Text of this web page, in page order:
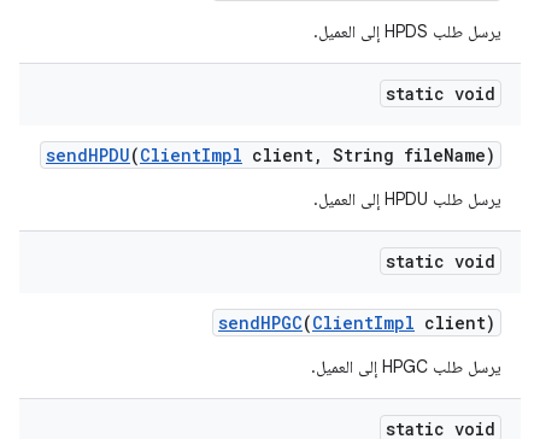
يرسل طلب HPDS إلى العميل.
static void
sendHPDU(ClientImpl client, String fileName)
يرسل طلب HPDU إلى العميل.
static void
sendHPGC(ClientImpl client)
يرسل طلب HPGC إلى العميل.
static void